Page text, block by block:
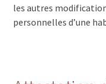
les autres
personnelles d’une